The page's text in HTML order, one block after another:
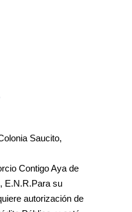
Saucito,
Contigo Aya de
E.N.R.Para su
autorización de